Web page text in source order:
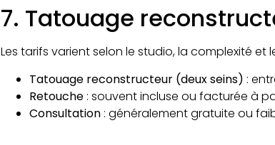
7. Tatouage
Les tarifs varient selon le studio, la complexité et
Tatouage reconstructeur (deux seins) :
Retouche : souvent incluse ou facturée à
Consultation : généralement gratuite ou